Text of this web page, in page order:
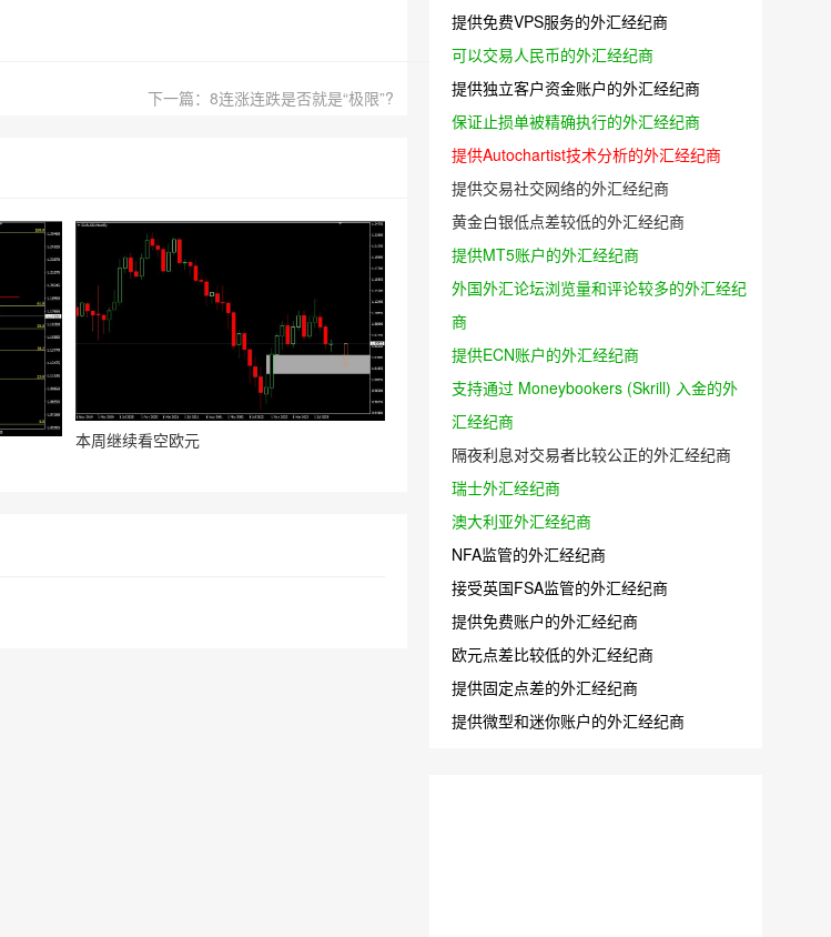
下一篇：8连涨连跌是否就是“极限”?
本周继续看空欧元
提供免费VPS服务的外汇经纪商
可以交易人民币的外汇经纪商
提供独立客户资金账户的外汇经纪商
保证止损单被精确执行的外汇经纪商
提供Autochartist技术分析的外汇经纪商
提供交易社交网络的外汇经纪商
黄金白银低点差较低的外汇经纪商
提供MT5账户的外汇经纪商
外国外汇论坛浏览量和评论较多的外汇经纪
商
提供ECN账户的外汇经纪商
支持通过 Moneybookers (Skrill) 入金的外
汇经纪商
隔夜利息对交易者比较公正的外汇经纪商
瑞士外汇经纪商
澳大利亚外汇经纪商
NFA监管的外汇经纪商
接受英国FSA监管的外汇经纪商
提供免费账户的外汇经纪商
欧元点差比较低的外汇经纪商
提供固定点差的外汇经纪商
提供微型和迷你账户的外汇经纪商